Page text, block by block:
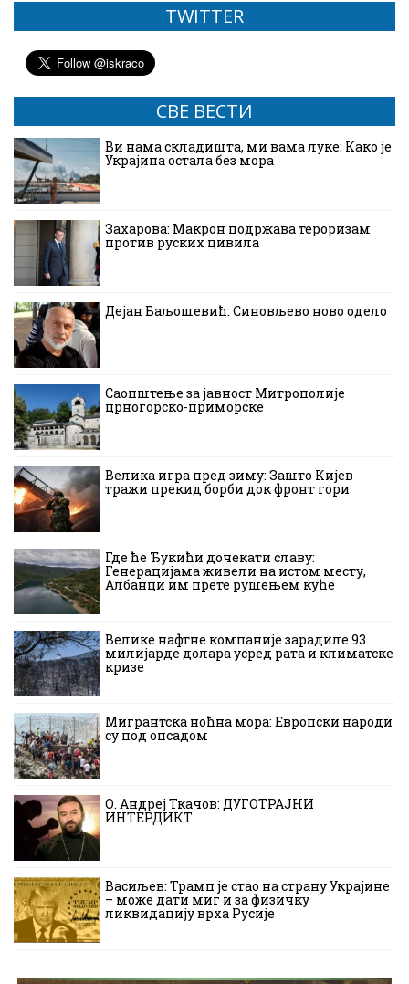
TWITTER
СВЕ ВЕСТИ
Ви нама складишта, ми вама луке: Како је
Украјина остала без мора
Захарова: Макрон подржава тероризам
против руских цивила
Дејан Баљошевић: Синовљево ново одело
Саопштење за јавност Митрополије
црногорско-приморске
Велика игра пред зиму: Зашто Кијев
тражи прекид борби док фронт гори
Где ће Ђукићи дочекати славу:
Генерацијама живели на истом месту,
Албанци им прете рушењем куће
Велике нафтне компаније зарадиле 93
милијарде долара усред рата и климатске
кризе
Мигрантска ноћна мора: Европски народи
су под опсадом
О. Андреј Ткачов: ДУГОТРАЈНИ
ИНТЕРДИКТ
Васиљев: Трамп је стао на страну Украјине
– може дати миг и за физичку
ликвидацију врха Русије